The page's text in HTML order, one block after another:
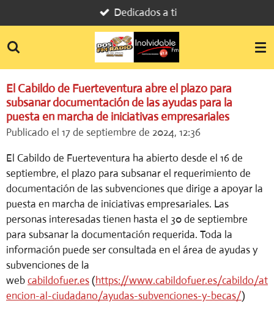
al
contenido
Dedicados a ti
El Cabildo de Fuerteventura abre el plazo para
subsanar documentación de las ayudas para la
puesta en marcha de iniciativas empresariales
Publicado el 17 de septiembre de 2024, 12:36
El Cabildo de Fuerteventura ha abierto desde el 16 de
septiembre, el plazo para subsanar el requerimiento de
documentación de las subvenciones que dirige a apoyar la
puesta en marcha de iniciativas empresariales. Las
personas interesadas tienen hasta el 30 de septiembre
para subsanar la documentación requerida. Toda la
información puede ser consultada en el área de ayudas y
subvenciones de la
webcabildofuer.es(https://www.cabildofuer.es/cabildo/at
encion-al-ciudadano/ayudas-subvenciones-y-becas/)